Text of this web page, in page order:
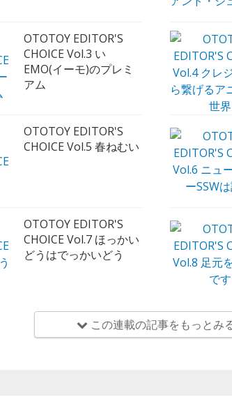
OTOTOY EDITOR'S
CHOICE Vol.3 い
EMO(イーモ)のプレミ
アム
OTOTOY EDITOR'S
CHOICE Vol.5 春ねむい
OTOTOY EDITOR'S
CHOICE Vol.7 ほっかい
どうはでっかいどう
この連載の記事をもっとみ